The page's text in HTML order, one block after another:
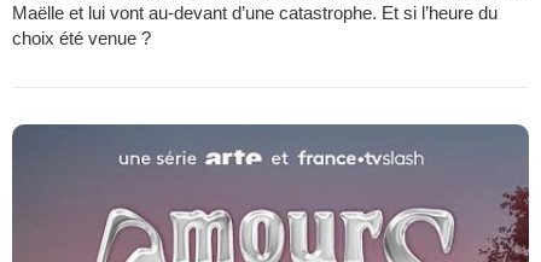
Maëlle et lui vont au-devant d’une catastrophe. Et si l’heure du
choix été venue ?